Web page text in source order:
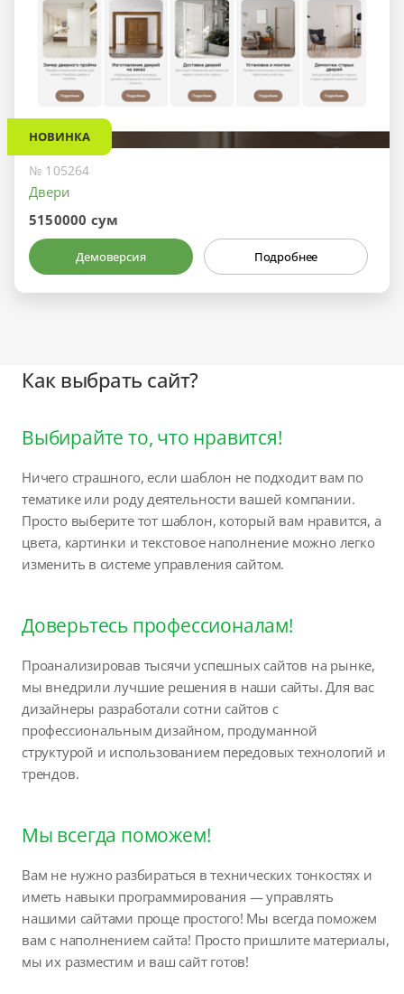
НОВИНКА
№ 105264
Двери
5150000 сум
Демоверсия Подробнее
Как выбрать сайт?
Выбирайте то, что нравится!
Ничего страшного, если шаблон не подходит вам по
тематике или роду деятельности вашей компании.
Просто выберите тот шаблон, который вам нравится, а
цвета, картинки и текстовое наполнение можно легко
изменить в системе управления сайтом.
Доверьтесь профессионалам!
Проанализировав тысячи успешных сайтов на рынке,
мы внедрили лучшие решения в наши сайты. Для вас
дизайнеры разработали сотни сайтов с
профессиональным дизайном, продуманной
структурой и использованием передовых технологий и
трендов.
Мы всегда поможем!
Вам не нужно разбираться в технических тонкостях и
иметь навыки программирования — управлять
нашими сайтами проще простого! Мы всегда поможем
вам с наполнением сайта! Просто пришлите материалы,
мы их разместим и ваш сайт готов!